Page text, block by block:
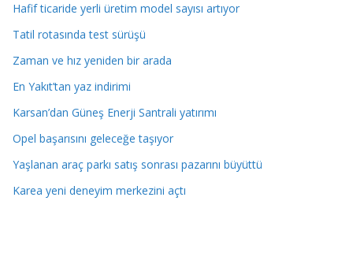
Hafif ticaride yerli üretim model sayısı artıyor
Tatil rotasında test sürüşü
Zaman ve hız yeniden bir arada
En Yakıt’tan yaz indirimi
Karsan’dan Güneş Enerji Santrali yatırımı
Opel başarısını geleceğe taşıyor
Yaşlanan araç parkı satış sonrası pazarını büyüttü
Karea yeni deneyim merkezini açtı